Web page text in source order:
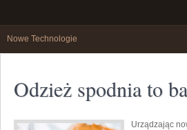
Nowe Technologie
Odzież spodnia to
Urządzając